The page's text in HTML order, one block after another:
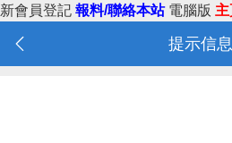
新會員登記 報料/聯絡本站 電腦版
提示信息